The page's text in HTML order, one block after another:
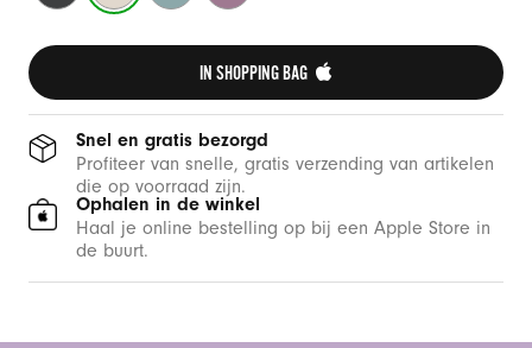
IN SHOPPING BAG
Snel en gratis bezorgd
Profiteer van snelle, gratis verzending van artikelen
die op voorraad zijn.
Ophalen in de winkel
Haal je online bestelling op bij een Apple Store in
de buurt.